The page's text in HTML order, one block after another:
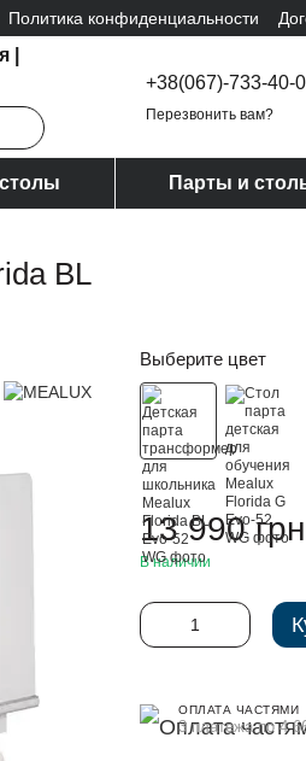
Политика конфиденциальности
|
+38(067)-733-40-
Перезвонить вам?
Парты и
BL
Выберите цвет
13 990 грн
В наличии
ОПЛАТА ЧАСТЯМИ
3 платежа по 4